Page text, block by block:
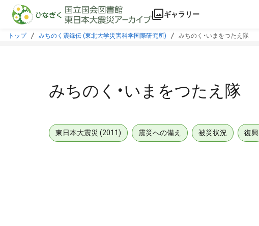
本文に飛ぶ
ギャラリー
トップ みちのく震録伝 (東北大学災害科学国際研究所) みちのく・いまをつたえ隊
みちのく・いまをつたえ隊
東日本大震災 (2011) 震災への備え 被災状況 復興